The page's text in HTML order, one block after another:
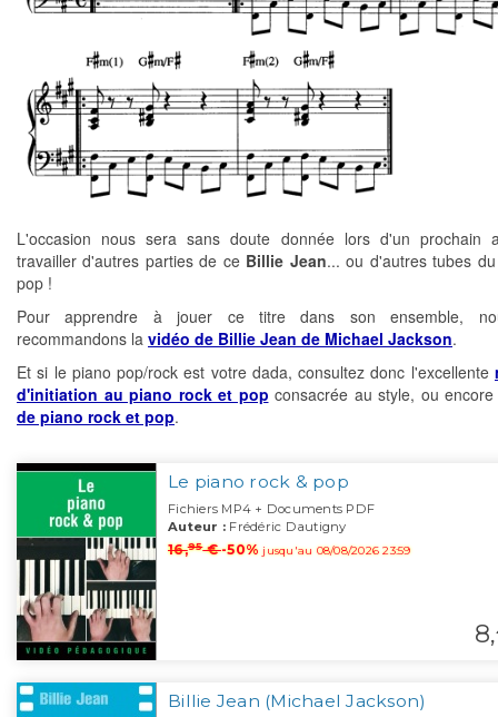
L'occasion nous sera sans doute donnée lors d'un prochain
travailler d'autres parties de ce Billie Jean... ou d'autres tubes
pop !
Pour apprendre à jouer ce titre dans son ensemble,
recommandons la vidéo de Billie Jean de Michael Jackson.
Et si le piano pop/rock est votre dada, consultez donc l'excellente
d'initiation au piano rock et pop consacrée au style, ou
de piano rock et pop.
Le piano rock & pop
Fichiers MP4 + Documents PDF
Auteur : Frédéric Dautigny
16,95€-50%jusqu'au 08/08/2026 23:59
8,
Billie Jean (Michael Jackson)